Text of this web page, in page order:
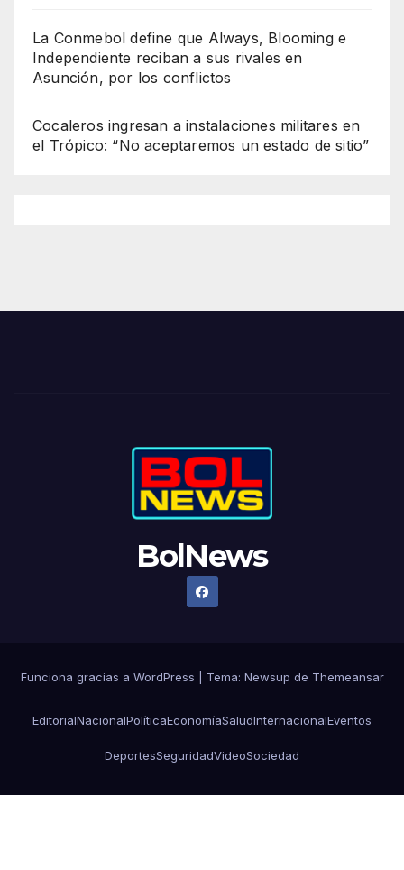
La Conmebol define que Always, Blooming e
Independiente reciban a sus rivales en
Asunción, por los conflictos
Cocaleros ingresan a instalaciones militares en
el Trópico: “No aceptaremos un estado de sitio”
BolNews
Funciona gracias a WordPress Tema: Newsup de Themeansar
EditorialNacionalPolíticaEconomíaSaludInternacionalEventos
DeportesSeguridadVideoSociedad